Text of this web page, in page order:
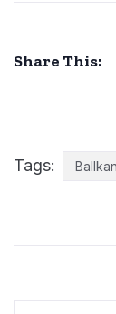
Share This:
Tags: